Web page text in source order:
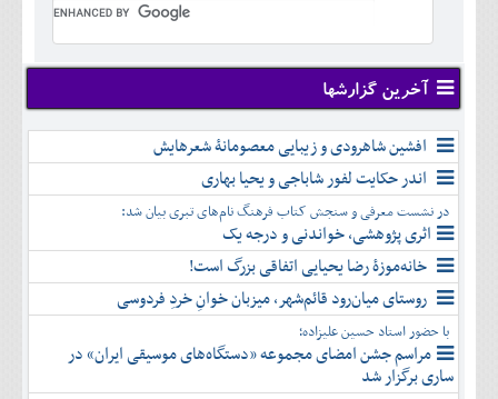
دی
بهمن
اسفند
آبان
آذر
دی
بهمن
اسفند
شهريور
مهر
آبان
آذر
دی
بهمن
اسفند
تير
مرداد
شهريور
مهر
آبان
آذر
دی
بهمن
اسفند
آخرین گزارشها
افشین شاهرودی و زیبایی معصومانۀ شعرهایش
اندر حکایت لفور شاباجی و یحیا بهاری
در نشست معرفی و سنجش کتاب فرهنگ نام‌های تبری بیان شد:
اثری پژوهشی، خواندنی و درجه یک
خانه‌موزۀ رضا یحیایی اتفاقی بزرگ است!
روستای میان‌رود قائم‌شهر، میزبان خوانِ خردِ فردوسی
با حضور استاد حسین علیزاده؛
مراسم جشن امضای مجموعه «دستگاه‌های موسیقی ایران» در
ساری برگزار شد